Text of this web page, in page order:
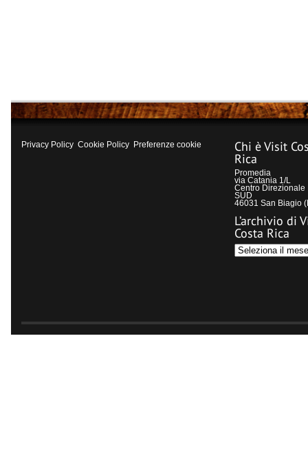
Privacy Policy Cookie Policy Preferenze cookie Chi è Visit
Rica
Promedia
via Catania 1/L
Centro Direzionale
SUD
46031 San Biagio
L’archivio di
Costa Rica
L’archivio
di